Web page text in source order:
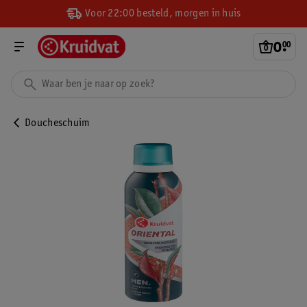
Voor 22:00 besteld, morgen in huis
0.
00
Doucheschuim